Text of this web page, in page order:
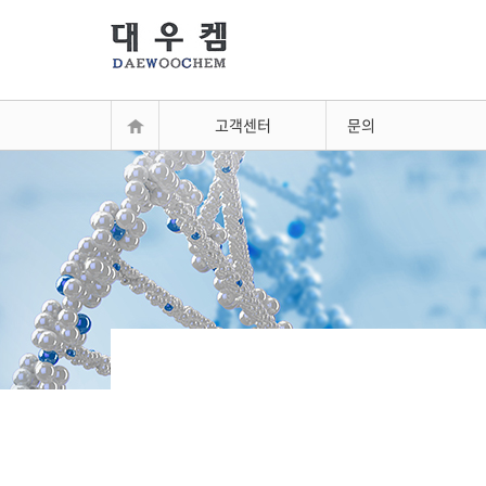
고객센터 문의